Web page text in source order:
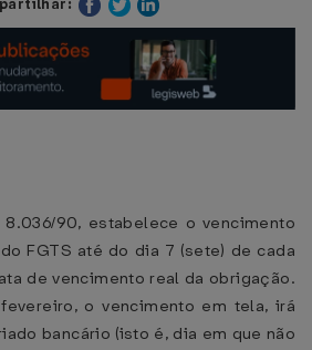
8.036/90, estabelece o vencimento
FGTS até do dia 7 (sete) de cada
de vencimento real da obrigação.
o vencimento em tela, irá
bancário (isto é, dia em que não